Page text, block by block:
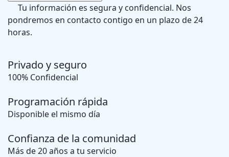
Tu información es segura y confidencial. Nos
pondremos en contacto contigo en un plazo de 24
horas.
Privado y seguro
100% Confidencial
Programación rápida
Disponible el mismo día
Confianza de la comunidad
Más de 20 años a tu servicio